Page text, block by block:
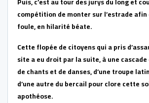
compétition de monter sur l’estrade
foule, en hilarité béate.
Cette flopée de citoyens qui a pris
site a eu droit par la suite, à une
de chants et de danses, d’une troupe
d’une autre du bercail pour clore cette
apothéose.